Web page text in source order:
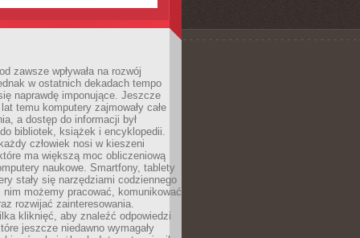
zawsze wpływała na rozwój
w ostatnich dekadach tempo
naprawdę imponujące. Jeszcze
temu komputery zajmowały całe
a dostęp do informacji był
bibliotek, książek i encyklopedii.
człowiek nosi w kieszeni
ma większą moc obliczeniową
naukowe. Smartfony, tablety
stały się narzędziami codziennego
możemy pracować, komunikować
rozwijać zainteresowania.
kliknięć, aby znaleźć odpowiedzi
jeszcze niedawno wymagały